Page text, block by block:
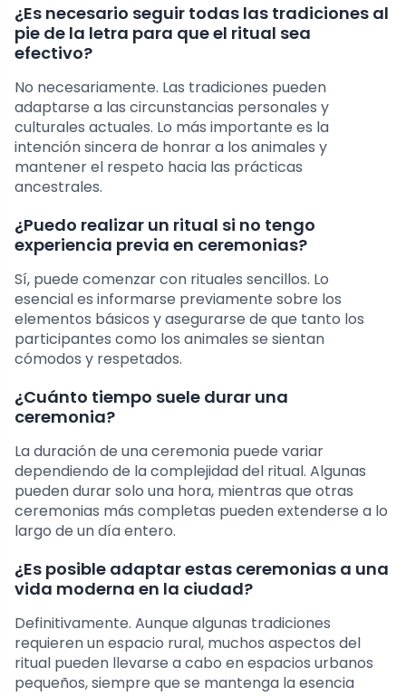
¿Es necesario seguir todas las tradiciones al
pie de la letra para que el ritual sea
efectivo?
No necesariamente. Las tradiciones pueden
adaptarse a las circunstancias personales y
culturales actuales. Lo más importante es la
intención sincera de honrar a los animales y
mantener el respeto hacia las prácticas
ancestrales.
¿Puedo realizar un ritual si no tengo
experiencia previa en ceremonias?
Sí, puede comenzar con rituales sencillos. Lo
esencial es informarse previamente sobre los
elementos básicos y asegurarse de que tanto los
participantes como los animales se sientan
cómodos y respetados.
¿Cuánto tiempo suele durar una
ceremonia?
La duración de una ceremonia puede variar
dependiendo de la complejidad del ritual. Algunas
pueden durar solo una hora, mientras que otras
ceremonias más completas pueden extenderse a lo
largo de un día entero.
¿Es posible adaptar estas ceremonias a una
vida moderna en la ciudad?
Definitivamente. Aunque algunas tradiciones
requieren un espacio rural, muchos aspectos del
ritual pueden llevarse a cabo en espacios urbanos
pequeños, siempre que se mantenga la esencia